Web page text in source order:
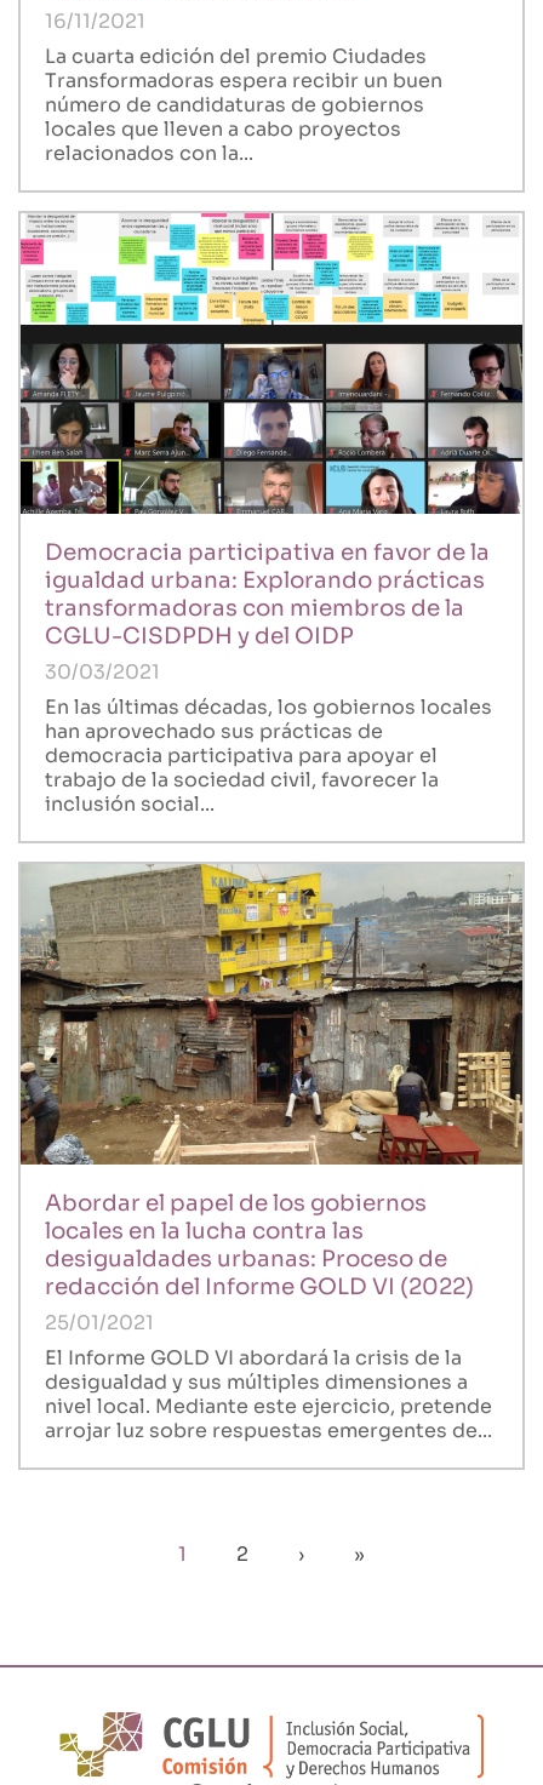
16/11/2021
La cuarta edición del premio Ciudades
Transformadoras espera recibir un buen
número de candidaturas de gobiernos
locales que lleven a cabo proyectos
relacionados con la...
Democracia participativa en favor de la
igualdad urbana: Explorando prácticas
transformadoras con miembros de la
CGLU-CISDPDH y del OIDP
30/03/2021
En las últimas décadas, los gobiernos locales
han aprovechado sus prácticas de
democracia participativa para apoyar el
trabajo de la sociedad civil, favorecer la
inclusión social...
Abordar el papel de los gobiernos
locales en la lucha contra las
desigualdades urbanas: Proceso de
redacción del Informe GOLD VI (2022)
25/01/2021
El Informe GOLD VI abordará la crisis de la
desigualdad y sus múltiples dimensiones a
nivel local. Mediante este ejercicio, pretende
arrojar luz sobre respuestas emergentes de...
Página
1 Page
2
Siguiente
›
Última
»